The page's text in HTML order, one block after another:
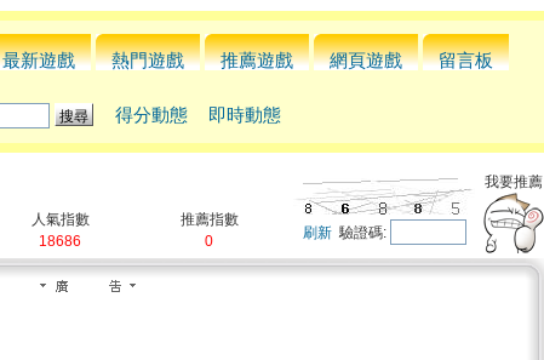
最新遊戲 熱門遊戲 推薦遊戲 網頁遊戲 留言板
得分動態 即時動態
人氣指數
18686
推薦指數
0
刷新驗證碼:
我要推薦